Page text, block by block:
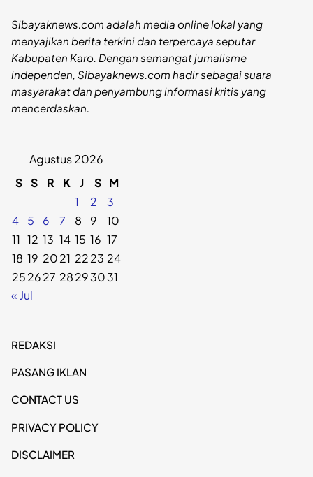
Sibayaknews.com adalah media online lokal yang
menyajikan berita terkini dan terpercaya seputar
Kabupaten Karo. Dengan semangat jurnalisme
independen, Sibayaknews.com hadir sebagai suara
masyarakat dan penyambung informasi kritis yang
mencerdaskan.
Agustus 2026
S S R K J S M
1
2
3
4
5 6 7 8 9
10
11 12 13 14 15 16 17
18 19 2021 2223 24
252627 28293031
« Jul
REDAKSI
PASANG IKLAN
CONTACT US
PRIVACY POLICY
DISCLAIMER